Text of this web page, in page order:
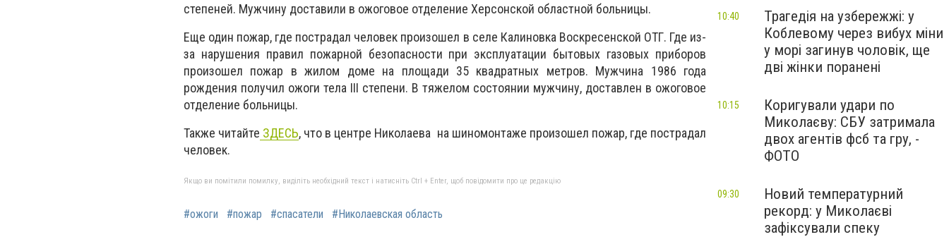
степеней. Мужчину доставили в ожоговое отделение Херсонской областной больницы.
Еще один пожар, где пострадал человек произошел в селе Калиновка Воскресенской ОТГ. Где из-
за нарушения правил пожарной безопасности при эксплуатации бытовых газовых приборов
произошел пожар в жилом доме на площади 35 квадратных метров. Мужчина 1986 года
рождения получил ожоги тела III степени. В тяжелом состоянии мужчину, доставлен в ожоговое
отделение больницы.
Также читайте ЗДЕСЬ, что в центре Николаева на шиномонтаже произошел пожар, где пострадал
человек.
Якщо ви помітили помилку, виділіть необхідний текст і натисніть Ctrl + Enter, щоб повідомити про це редакцію
#ожоги #пожар #спасатели #Николаевская область
Трагедія на узбережжі: у
Коблевому через вибух міни
у морі загинув чоловік, ще
дві жінки поранені
10:40
Коригували удари по
Миколаєву: СБУ затримала
двох агентів фсб та гру, -
ФОТО
10:15
Новий температурний
рекорд: у Миколаєві
зафіксували спеку
09:30